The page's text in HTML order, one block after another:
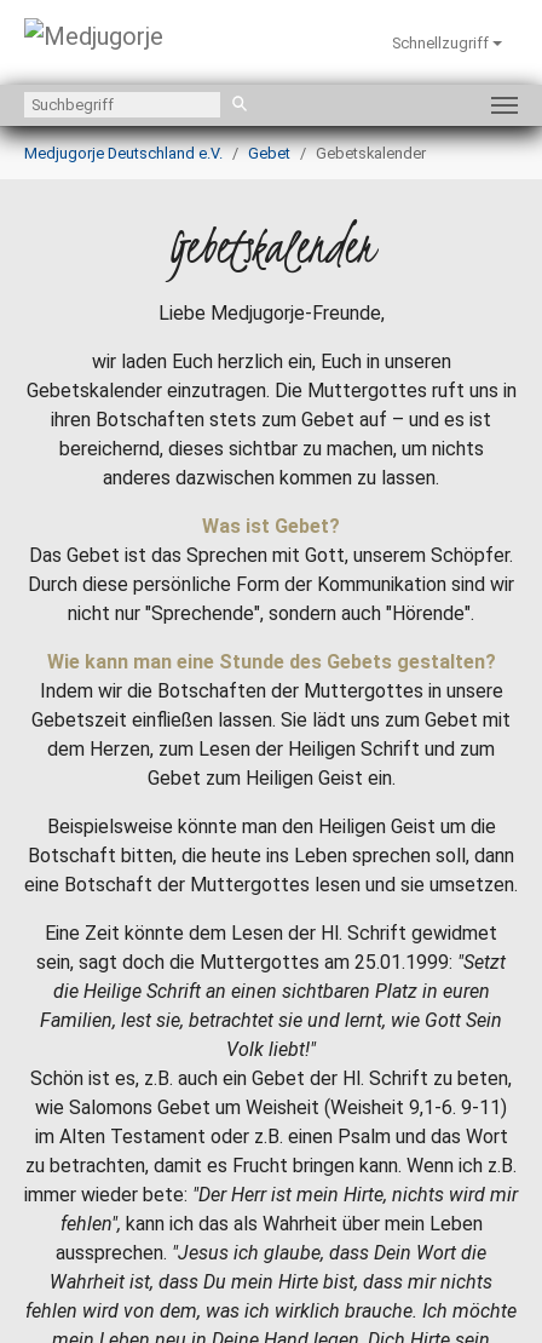
Zum Hauptinhalt springen
Schnellzugriff
Sie sind hier:
Medjugorje Deutschland e.V.
Gebet Gebetskalender
Gebetskalender
Liebe Medjugorje-Freunde,
wir laden Euch herzlich ein, Euch in unseren
Gebetskalender einzutragen. Die Muttergottes ruft uns in
ihren Botschaften stets zum Gebet auf – und es ist
bereichernd, dieses sichtbar zu machen, um nichts
anderes dazwischen kommen zu lassen.
Was ist Gebet?
Das Gebet ist das Sprechen mit Gott, unserem Schöpfer.
Durch diese persönliche Form der Kommunikation sind wir
nicht nur "Sprechende", sondern auch "Hörende".
Wie kann man eine Stunde des Gebets gestalten?
Indem wir die Botschaften der Muttergottes in unsere
Gebetszeit einfließen lassen. Sie lädt uns zum Gebet mit
dem Herzen, zum Lesen der Heiligen Schrift und zum
Gebet zum Heiligen Geist ein.
Beispielsweise könnte man den Heiligen Geist um die
Botschaft bitten, die heute ins Leben sprechen soll, dann
eine Botschaft der Muttergottes lesen und sie umsetzen.
Eine Zeit könnte dem Lesen der Hl. Schrift gewidmet
sein, sagt doch die Muttergottes am 25.01.1999: "Setzt
die Heilige Schrift an einen sichtbaren Platz in euren
Familien, lest sie, betrachtet sie und lernt, wie Gott Sein
Volk liebt!"
Schön ist es, z.B. auch ein Gebet der Hl. Schrift zu beten,
wie Salomons Gebet um Weisheit (Weisheit 9,1-6. 9-11)
im Alten Testament oder z.B. einen Psalm und das Wort
zu betrachten, damit es Frucht bringen kann. Wenn ich z.B.
immer wieder bete: "Der Herr ist mein Hirte, nichts wird mir
fehlen", kann ich das als Wahrheit über mein Leben
aussprechen. "Jesus ich glaube, dass Dein Wort die
Wahrheit ist, dass Du mein Hirte bist, dass mir nichts
fehlen wird von dem, was ich wirklich brauche. Ich möchte